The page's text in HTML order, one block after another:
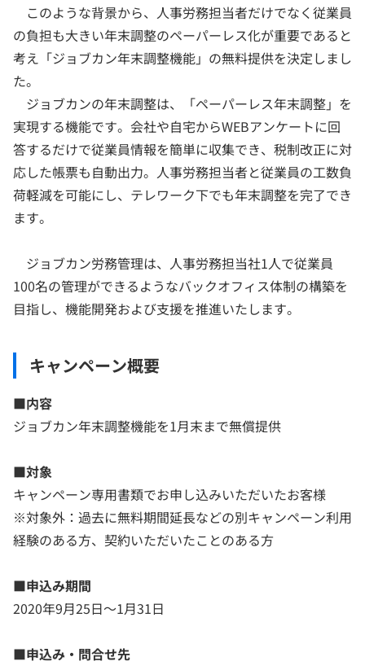
このような背景から、人事労務担当者だけでなく従業員
の負担も大きい年末調整のペーパーレス化が重要であると
考え「ジョブカン年末調整機能」の無料提供を決定しまし
た。
ジョブカンの年末調整は、「ペーパーレス年末調整」を
実現する機能です。会社や自宅からWEBアンケートに回
答するだけで従業員情報を簡単に収集でき、税制改正に対
応した帳票も自動出力。人事労務担当者と従業員の工数負
荷軽減を可能にし、テレワーク下でも年末調整を完了でき
ます。
ジョブカン労務管理は、人事労務担当社1人で従業員
100名の管理ができるようなバックオフィス体制の構築を
目指し、機能開発および支援を推進いたします。
キャンペーン概要
■内容
ジョブカン年末調整機能を1月末まで無償提供
■対象
キャンペーン専用書類でお申し込みいただいたお客様
※対象外：過去に無料期間延長などの別キャンペーン利用
経験のある方、契約いただいたことのある方
■申込み期間
2020年9月25日～1月31日
■申込み・問合せ先